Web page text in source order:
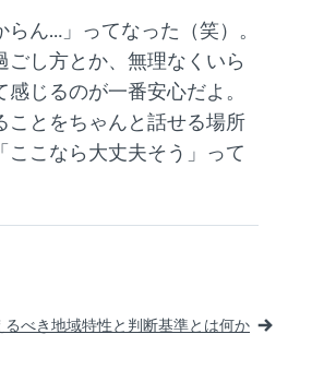
ん…」ってなった（笑）。
し方とか、無理なくいら
じるのが一番安心だよ。
ことをちゃんと話せる場所
こなら大丈夫そう」って
べき地域特性と判断基準とは何か